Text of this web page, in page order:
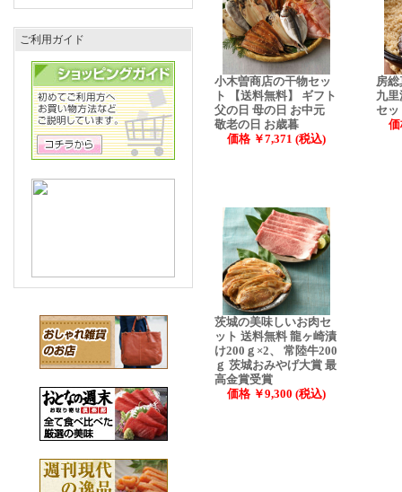
ご利用ガイド
小木曽商店の干物セッ
ト 【送料無料】 ギフト
父の日 母の日 お中元
敬老の日 お歳暮
価格 ￥7,371 (税込)
房
九
セッ
価
茨城の美味しいお肉セ
ット 送料無料 龍ヶ崎漬
け200ｇ×2、 常陸牛200
ｇ 茨城おみやげ大賞 最
高金賞受賞
価格 ￥9,300 (税込)